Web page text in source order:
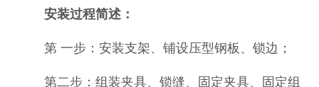
安装过程简述：
第 一步：安装支架、铺设压型钢板、锁边；
第二步：组装夹具、锁缝、固定夹具、固定组